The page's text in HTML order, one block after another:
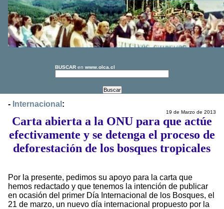
BUSCAR en www.olca.cl
- Internacional :
19 de Marzo de 2013
Carta abierta a la ONU para que actúe
efectivamente y se detenga el proceso de
deforestación de los bosques tropicales
Por la presente, pedimos su apoyo para la carta que
hemos redactado y que tenemos la intención de publicar
en ocasión del primer Día Internacional de los Bosques, el
21 de marzo, un nuevo día internacional propuesto por la